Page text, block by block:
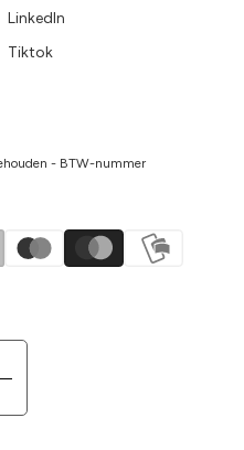
LinkedIn
Tiktok
- BTW-nummer